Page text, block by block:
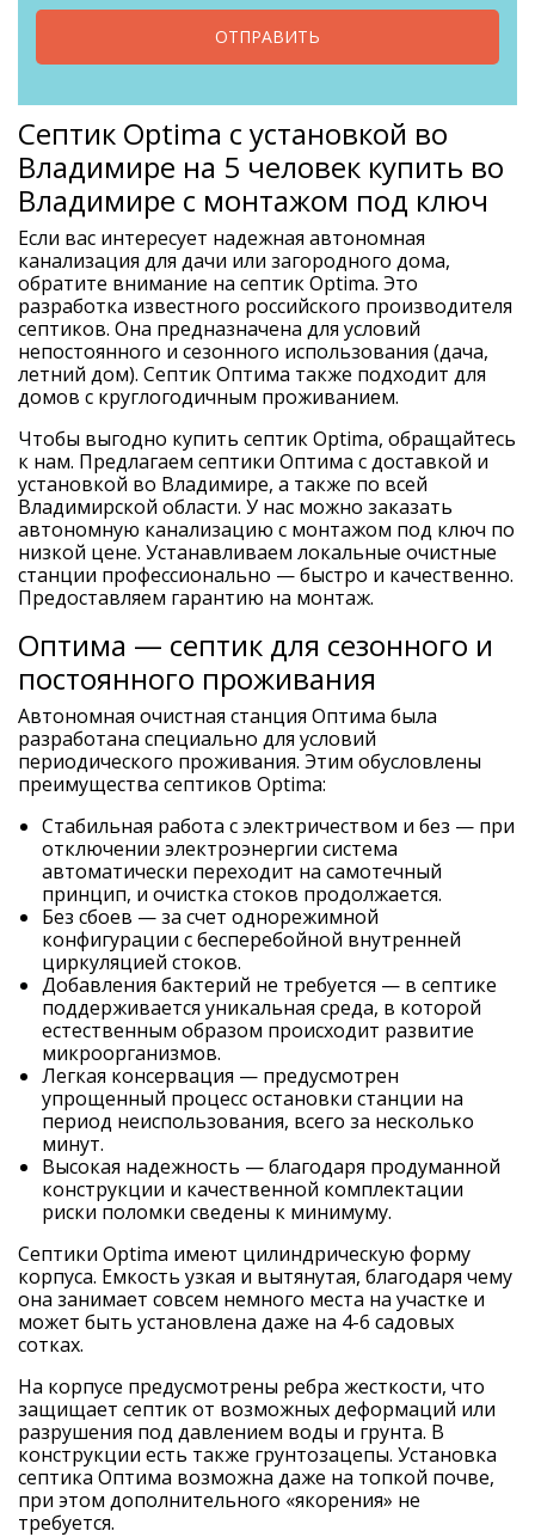
ОТПРАВИТЬ
Септик Optima с установкой во
Владимире на 5 человек купить во
Владимире с монтажом под ключ
Если вас интересует надежная автономная
канализация для дачи или загородного дома,
обратите внимание на септик Optima. Это
разработка известного российского производителя
септиков. Она предназначена для условий
непостоянного и сезонного использования (дача,
летний дом). Септик Оптима также подходит для
домов с круглогодичным проживанием.
Чтобы выгодно купить септик Optima, обращайтесь
к нам. Предлагаем септики Оптима с доставкой и
установкой во Владимире, а также по всей
Владимирской области. У нас можно заказать
автономную канализацию с монтажом под ключ по
низкой цене. Устанавливаем локальные очистные
станции профессионально — быстро и качественно.
Предоставляем гарантию на монтаж.
Оптима — септик для сезонного и
постоянного проживания
Автономная очистная станция Оптима была
разработана специально для условий
периодического проживания. Этим обусловлены
преимущества септиков Optima:
Стабильная работа с электричеством и без — при
отключении электроэнергии система
автоматически переходит на самотечный
принцип, и очистка стоков продолжается.
Без сбоев — за счет однорежимной
конфигурации с бесперебойной внутренней
циркуляцией стоков.
Добавления бактерий не требуется — в септике
поддерживается уникальная среда, в которой
естественным образом происходит развитие
микроорганизмов.
Легкая консервация — предусмотрен
упрощенный процесс остановки станции на
период неиспользования, всего за несколько
минут.
Высокая надежность — благодаря продуманной
конструкции и качественной комплектации
риски поломки сведены к минимуму.
Септики Optima имеют цилиндрическую форму
корпуса. Емкость узкая и вытянутая, благодаря чему
она занимает совсем немного места на участке и
может быть установлена даже на 4-6 садовых
сотках.
На корпусе предусмотрены ребра жесткости, что
защищает септик от возможных деформаций или
разрушения под давлением воды и грунта. В
конструкции есть также грунтозацепы. Установка
септика Оптима возможна даже на топкой почве,
при этом дополнительного «якорения» не
требуется.